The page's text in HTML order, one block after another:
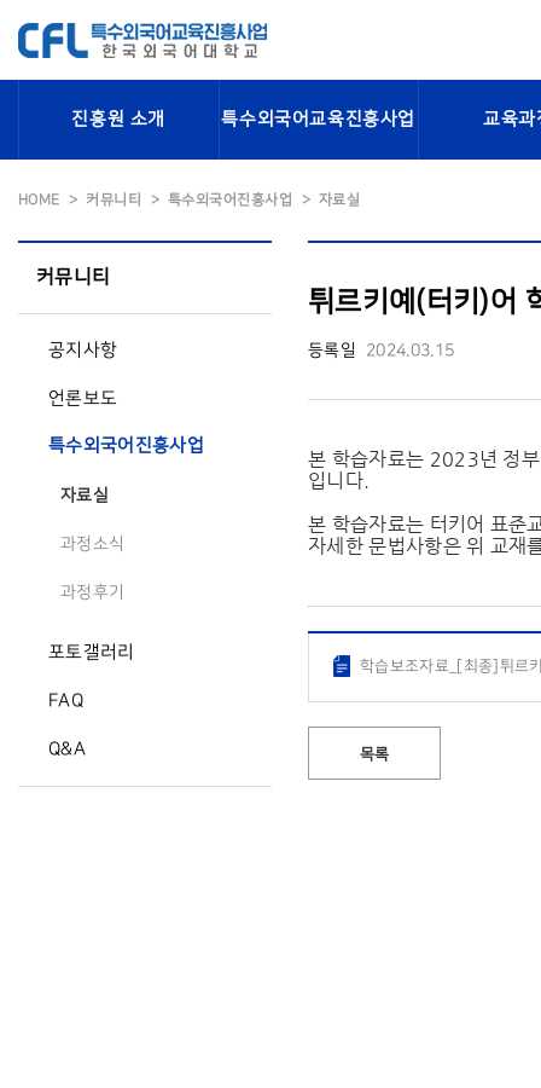
진흥원 소개 특수외국어교육진흥사업 교육과
HOME 커뮤니티 특수외국어진흥사업 자료실
커뮤니티
공지사항
언론보도
특수외국어진흥사업
자료실
과정소식
과정후기
포토갤러리
FAQ
Q&A
튀르키예(터키)어
등록일 2024.03.15
본 학습자료는 2023년 정
입니다.
본 학습자료는 터키어 표
자세한 문법사항은 위 교재
학습보조자료_[최종]튀르
목록